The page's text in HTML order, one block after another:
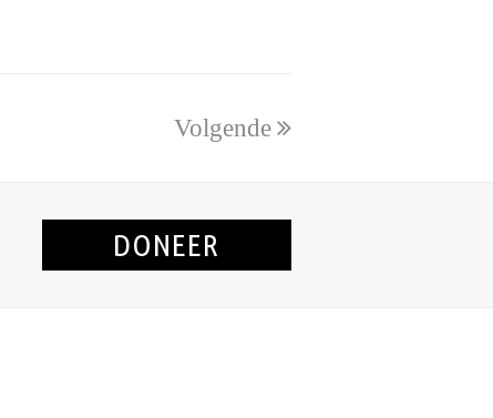
Volgende
DONEER